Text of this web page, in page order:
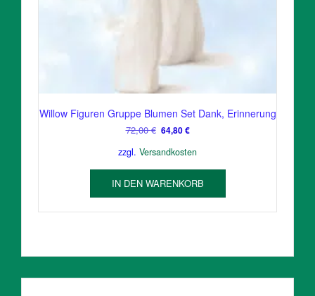
Willow Figuren Gruppe Blumen Set Dank, Erinnerung
72,00€ Ursprünglicher
war:
64,80€Aktueller
ist:
zzgl. Versandkosten
IN DEN WARENKORB